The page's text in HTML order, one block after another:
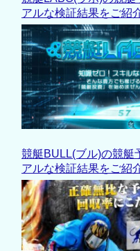
アルな検証結果をご紹
競艇BULL(ブル)の競艇
アルな検証結果をご紹